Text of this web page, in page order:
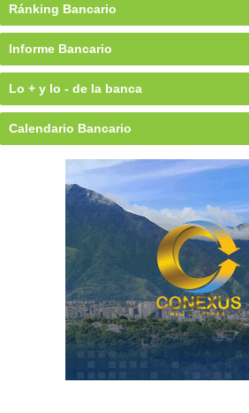
Ránking Bancario
Informe Bancario
Lo + y lo - de la banca
Calendario Bancario